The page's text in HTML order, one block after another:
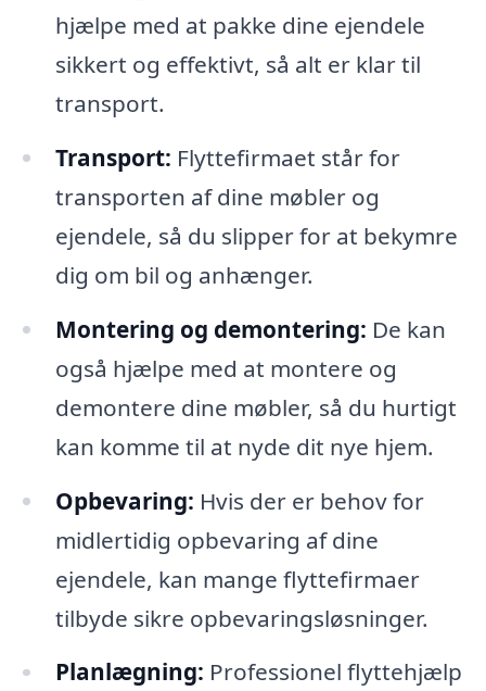
hjælpe med at pakke dine ejendele
sikkert og effektivt, så alt er klar til
transport.
Transport: Flyttefirmaet står for
transporten af dine møbler og
ejendele, så du slipper for at bekymre
dig om bil og anhænger.
Montering og demontering: De kan
også hjælpe med at montere og
demontere dine møbler, så du hurtigt
kan komme til at nyde dit nye hjem.
Opbevaring: Hvis der er behov for
midlertidig opbevaring af dine
ejendele, kan mange flyttefirmaer
tilbyde sikre opbevaringsløsninger.
Planlægning: Professionel flyttehjælp